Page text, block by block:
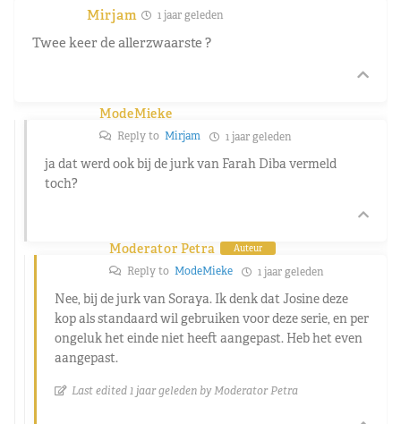
Mirjam 1 jaar geleden
Twee keer de allerzwaarste ?
ModeMieke
Reply to Mirjam 1 jaar geleden
ja dat werd ook bij de jurk van Farah Diba vermeld
toch?
Moderator Petra Auteur
Reply to ModeMieke 1 jaar geleden
Nee, bij de jurk van Soraya. Ik denk dat Josine deze
kop als standaard wil gebruiken voor deze serie, en per
ongeluk het einde niet heeft aangepast. Heb het even
aangepast.
Last edited 1 jaar geleden by Moderator Petra